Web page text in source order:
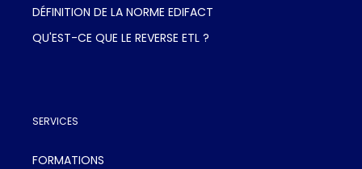
DÉFINITION DE LA NORME EDIFACT
QU'EST-CE QUE LE REVERSE ETL ?
SERVICES
FORMATIONS